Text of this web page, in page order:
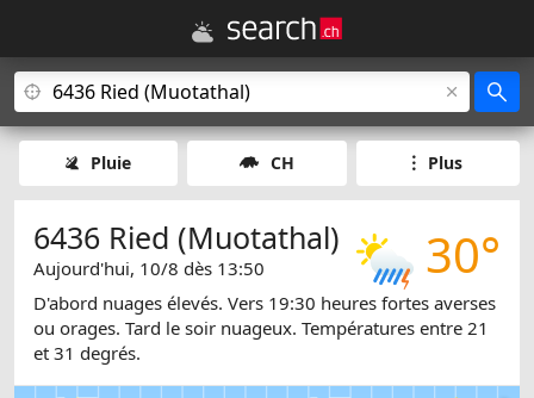
Pluie CH Plus
30°
6436 Ried (Muotathal)
Aujourd'hui, 10/8 dès 13:50
D'abord nuages élevés. Vers 19:30 heures fortes averses
ou orages. Tard le soir nuageux. Températures entre 21
et 31 degrés.